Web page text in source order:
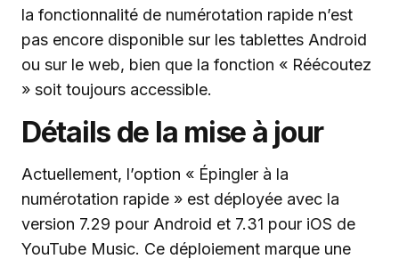
la fonctionnalité de numérotation rapide n’est
pas encore disponible sur les tablettes Android
ou sur le web, bien que la fonction « Réécoutez
» soit toujours accessible.
Détails de la mise à jour
Actuellement, l’option « Épingler à la
numérotation rapide » est déployée avec la
version 7.29 pour Android et 7.31 pour iOS de
YouTube Music. Ce déploiement marque une